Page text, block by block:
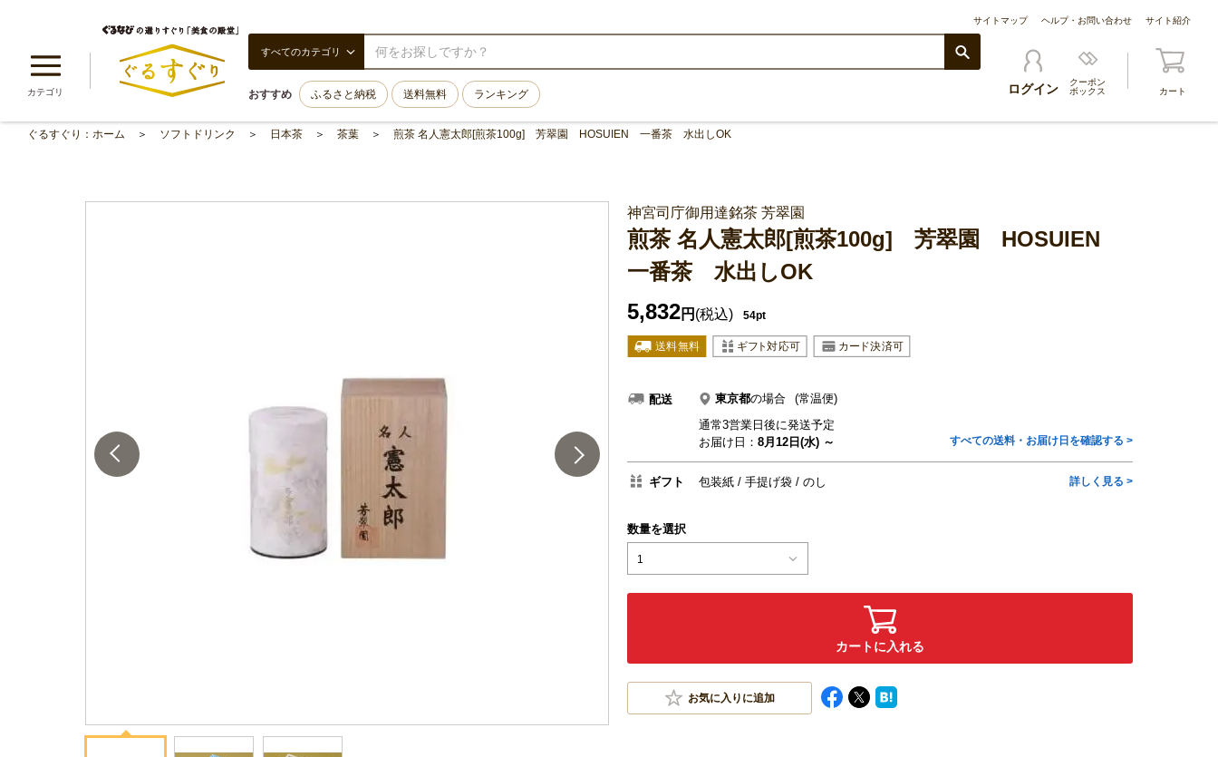
サイトマップ ヘルプ・お問い合わせ サイト紹介
カテゴリ
すべてのカテゴリ
おすすめ ふるさと納税 送料無料 ランキング ログイン
クーポン
ボックス
カート
ぐるすぐり：ホーム ソフトドリンク 日本茶 茶葉 煎茶 名人憲太郎[煎茶100g] 芳翠園 HOSUIEN 一番茶 水出しOK
神宮司庁御用達銘茶 芳翠園
煎茶 名人憲太郎[煎茶100g] 芳翠園 HOSUIEN
一番茶 水出しOK
5,832円 (税込) 54pt
配送 東京都の場合
(常温便)
通常3営業日後に発送予定
お届け日： 8月12日(水) ～ すべての送料・お届け日を確認する >
ギフト 包装紙 手提げ袋 のし 詳しく見る >
数量を選択
1
カートに入れる
お気に入りに追加